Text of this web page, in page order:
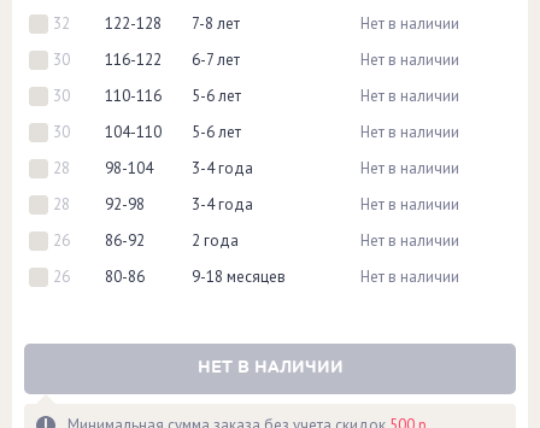
32
122-128 7-8 лет
Нет в наличии
30
116-122 6-7 лет
Нет в наличии
30
110-116 5-6 лет
Нет в наличии
30
104-110 5-6 лет
Нет в наличии
28
98-104 3-4 года
Нет в наличии
28
92-98 3-4 года
Нет в наличии
26
86-92 2 года
Нет в наличии
26
80-86 9-18 месяцев Нет в наличии
НЕТ В НАЛИЧИИ